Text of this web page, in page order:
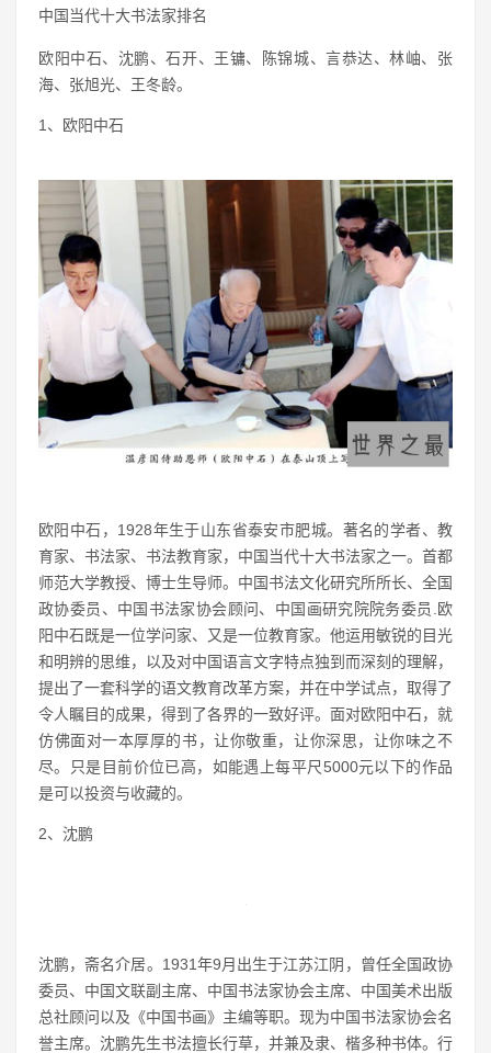
中国当代十大书法家排名
欧阳中石、沈鹏、石开、王镛、陈锦城、言恭达、林岫、张
海、张旭光、王冬龄。
1、欧阳中石
欧阳中石，1928年生于山东省泰安市肥城。著名的学者、教
育家、书法家、书法教育家，中国当代十大书法家之一。首都
师范大学教授、博士生导师。中国书法文化研究所所长、全国
政协委员、中国书法家协会顾问、中国画研究院院务委员.欧
阳中石既是一位学问家、又是一位教育家。他运用敏锐的目光
和明辨的思维，以及对中国语言文字特点独到而深刻的理解，
提出了一套科学的语文教育改革方案，并在中学试点，取得了
令人瞩目的成果，得到了各界的一致好评。面对欧阳中石，就
仿佛面对一本厚厚的书，让你敬重，让你深思，让你味之不
尽。只是目前价位已高，如能遇上每平尺5000元以下的作品
是可以投资与收藏的。
2、沈鹏
沈鹏，斋名介居。1931年9月出生于江苏江阴，曾任全国政协
委员、中国文联副主席、中国书法家协会主席、中国美术出版
总社顾问以及《中国书画》主编等职。现为中国书法家协会名
誉主席。沈鹏先生书法擅长行草，并兼及隶、楷多种书体。行